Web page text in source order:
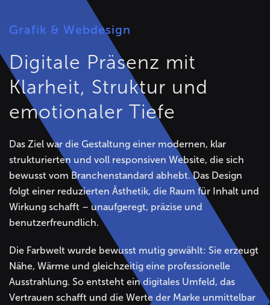
Grafik & Webdesign
Digitale Präsenz mit
Klarheit, Struktur und
emotionaler Tiefe
Das Ziel war die Gestaltung einer modernen, klar
strukturierten und voll responsiven Website, die sich
bewusst vom Branchenstandard abhebt. Das Design
folgt einer reduzierten Ästhetik, die Raum für Inhalt und
Wirkung schafft – unaufgeregt, präzise und
benutzerfreundlich.
Die Farbwelt wurde bewusst mutig gewählt: Sie erzeugt
Nähe, Wärme und gleichzeitig eine professionelle
Ausstrahlung. So entsteht ein digitales Umfeld, das
Vertrauen schafft und die Werte der Marke unmittelbar